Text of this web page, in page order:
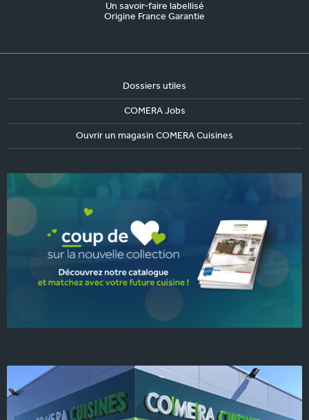
Un savoir-faire labellisé
Origine France Garantie
Dossiers utiles
COMERA Jobs
Ouvrir un magasin COMERA Cuisines